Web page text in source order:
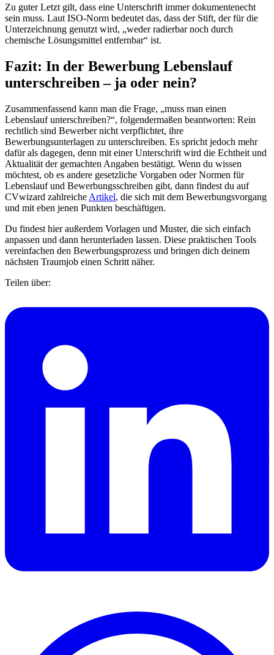
Zu guter Letzt gilt, dass eine Unterschrift immer dokumentenecht
sein muss. Laut ISO-Norm bedeutet das, dass der Stift, der für die
Unterzeichnung genutzt wird, „weder radierbar noch durch
chemische Lösungsmittel entfernbar“ ist.
Fazit: In der Bewerbung Lebenslauf
unterschreiben – ja oder nein?
Zusammenfassend kann man die Frage, „muss man einen
Lebenslauf unterschreiben?“, folgendermaßen beantworten: Rein
rechtlich sind Bewerber nicht verpflichtet, ihre
Bewerbungsunterlagen zu unterschreiben. Es spricht jedoch mehr
dafür als dagegen, denn mit einer Unterschrift wird die Echtheit und
Aktualität der gemachten Angaben bestätigt. Wenn du wissen
möchtest, ob es andere gesetzliche Vorgaben oder Normen für
Lebenslauf und Bewerbungsschreiben gibt, dann findest du auf
CVwizard zahlreiche Artikel, die sich mit dem Bewerbungsvorgang
und mit eben jenen Punkten beschäftigen.
Du findest hier außerdem Vorlagen und Muster, die sich einfach
anpassen und dann herunterladen lassen. Diese praktischen Tools
vereinfachen den Bewerbungsprozess und bringen dich deinem
nächsten Traumjob einen Schritt näher.
Teilen über: